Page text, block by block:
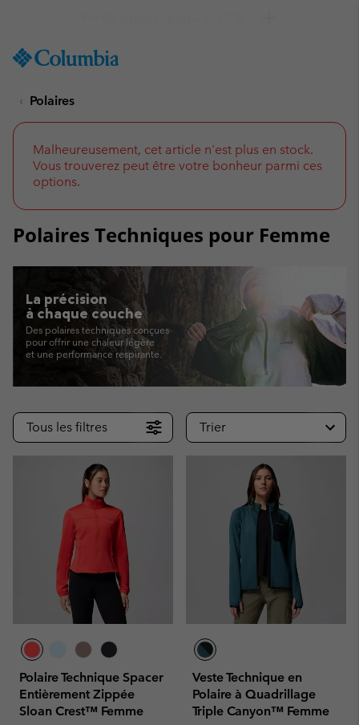
TO
SKIP
NAV
SKIP
TO
SEARCH
Polaires
Malheureusement, cet article n'est plus en stock.
Vous trouverez peut être votre bonheur parmi ces
options.
Polaires Techniques pour Femme
La précision
à chaque couche
Des polaires techniques conçues
pour offrir une chaleur légère
et une performance respirante.
Tous les filtres Trier
Polaire Technique Spacer
Entièrement Zippée
Sloan Crest™ Femme
Veste Technique en
Polaire à Quadrillage
Triple Canyon™ Femme